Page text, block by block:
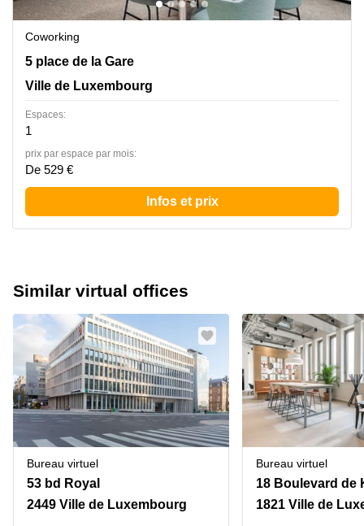
Coworking
5 place de la Gare, Ville de Luxembourg
5 place de la Gare
Ville de Luxembourg
Espaces:
1
prix par espace par mois:
De 529 €
Infos et prix
Similar virtual offices
Bureau virtuel
53 bd Royal
2449 Ville de Luxembourg
Bureau virtuel
1821 Ville de